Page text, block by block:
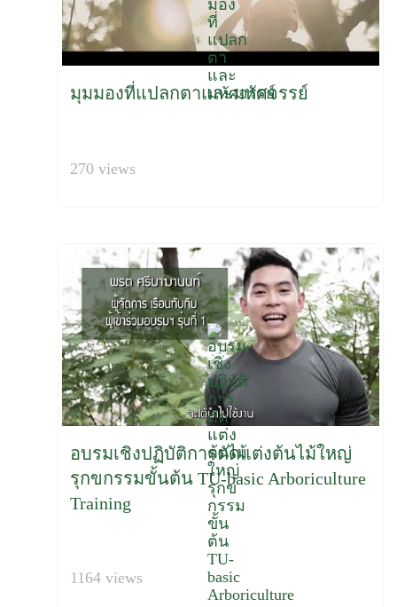
มุมมองที่แปลกตาและมหัศจรรย์
270 views
อบรมเชิงปฏิบัติการตัดแต่งต้นไม้ใหญ่
รุกขกรรมขั้นต้น TU-basic Arboriculture
Training
1164 views